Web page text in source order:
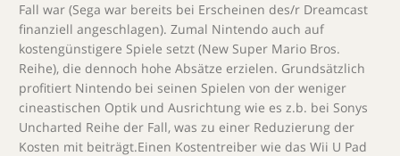
Fall war (Sega war bereits bei Erscheinen des/r Dreamcast
finanziell angeschlagen). Zumal Nintendo auch auf
kostengünstigere Spiele setzt (New Super Mario Bros.
Reihe), die dennoch hohe Absätze erzielen. Grundsätzlich
profitiert Nintendo bei seinen Spielen von der weniger
cineastischen Optik und Ausrichtung wie es z.b. bei Sonys
Uncharted Reihe der Fall, was zu einer Reduzierung der
Kosten mit beiträgt.Einen Kostentreiber wie das Wii U Pad